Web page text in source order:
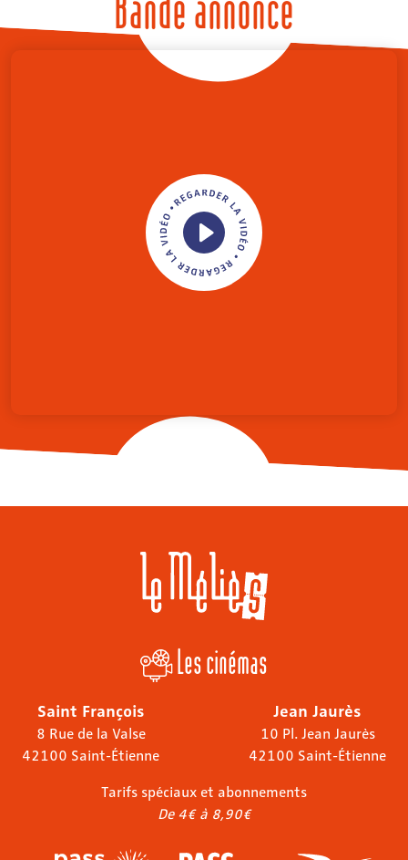
Les cinémas
Saint François
8 Rue de la Valse
42100 Saint-Étienne
Jean Jaurès
10 Pl. Jean Jaurès
42100 Saint-Étienne
Tarifs spéciaux et abonnements
De 4€ à 8,90€